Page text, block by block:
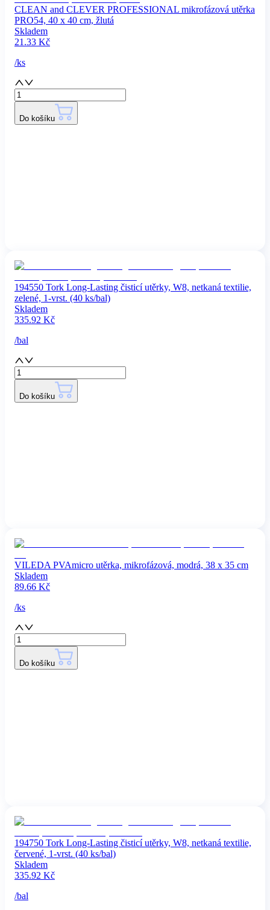
CLEAN and CLEVER PROFESSIONAL mikrofázová utěrka
PRO54, 40 x 40 cm, žlutá
Skladem
21.33 Kč
/ks
Do košíku
194550 Tork Long-Lasting čisticí utěrky, W8, netkaná textilie,
zelené, 1-vrst. (40 ks/bal)
Skladem
335.92 Kč
/bal
Do košíku
VILEDA PVAmicro utěrka, mikrofázová, modrá, 38 x 35 cm
Skladem
89.66 Kč
/ks
Do košíku
194750 Tork Long-Lasting čisticí utěrky, W8, netkaná textilie,
červené, 1-vrst. (40 ks/bal)
Skladem
335.92 Kč
/bal